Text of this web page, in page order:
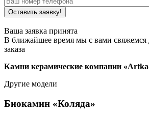
Ваша заявка принята
В ближайшее время мы с вами свяжемся
заказа
Камни керамические компании
Другие модели
Биокамин «Коляда»